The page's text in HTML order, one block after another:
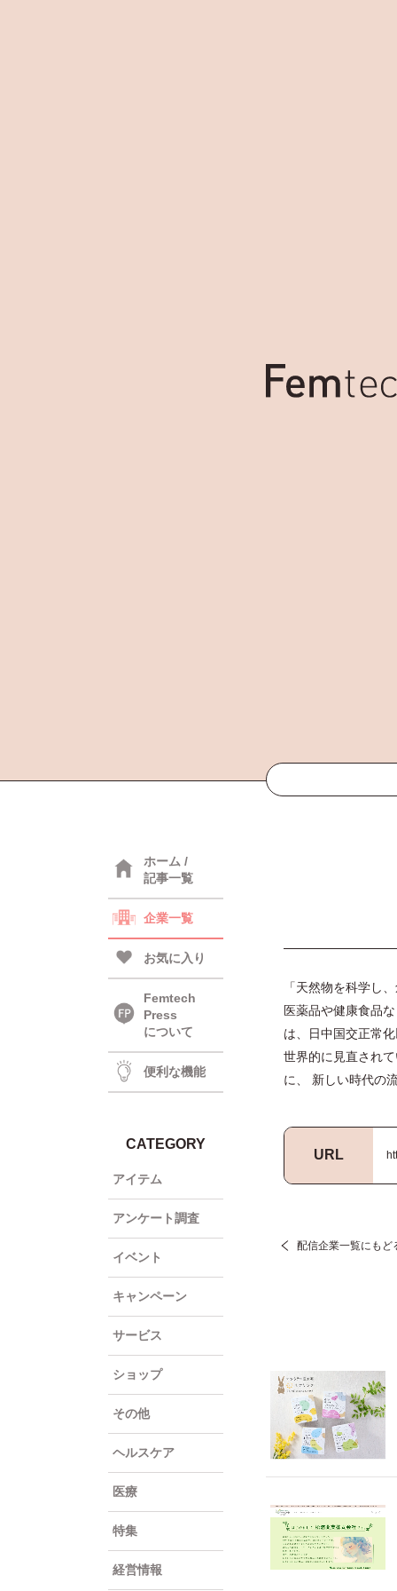
ホーム /
記事一覧
企業一覧
お気に入り
Femtech
Press
について
便利な機能
CATEGORY
アイテム
アンケート調査
イベント
キャンペーン
サービス
ショップ
その他
ヘルスケア
医療
特集
経営情報
「天然物を科学し
医薬品や健康食品
は、日中国交正常
世界的に見直され
に、 新しい時代の
URL
配信企業一覧にもど